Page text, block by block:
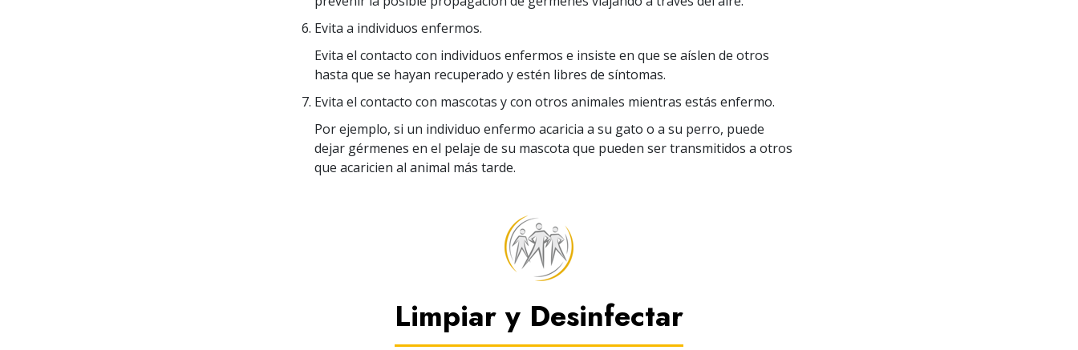
Evita a individuos enfermos.
Evita el contacto con individuos enfermos e insiste en que se aíslen de otros
hasta que se hayan recuperado y estén libres de síntomas.
Evita el contacto con mascotas y con otros animales mientras estás enfermo.
Por ejemplo, si un individuo enfermo acaricia a su gato o a su perro, puede
dejar gérmenes en el pelaje de su mascota que pueden ser transmitidos a otros
que acaricien al animal más tarde.
Limpiar y Desinfectar